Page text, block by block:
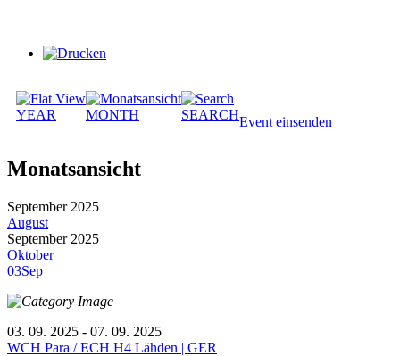
YEAR MONTH SEARCHEvent einsenden
Monatsansicht
September 2025
August
September 2025
Oktober
03Sep
03. 09. 2025 - 07. 09. 2025
WCH Para / ECH H4 Lähden | GER